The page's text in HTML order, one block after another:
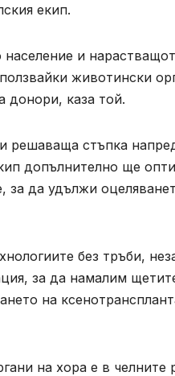
екип.
и
животински
донори, каза той.
решаваща стъпка
допълнително ще
за да удължи
без тръби,
за да намалим
на
на хора е в